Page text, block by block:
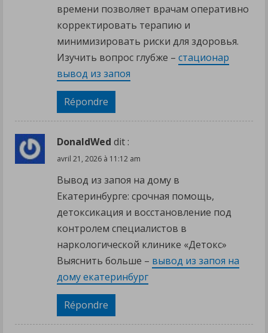
времени позволяет врачам оперативно
корректировать терапию и
минимизировать риски для здоровья.
Изучить вопрос глубже – стационар
вывод из запоя
Répondre
DonaldWed dit :
avril 21, 2026 à 11:12 am
Вывод из запоя на дому в
Екатеринбурге: срочная помощь,
детоксикация и восстановление под
контролем специалистов в
наркологической клинике «Детокс»
Выяснить больше – вывод из запоя на
дому екатеринбург
Répondre